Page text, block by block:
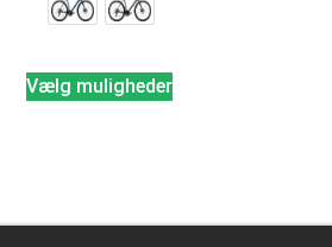
Vælg muligheder